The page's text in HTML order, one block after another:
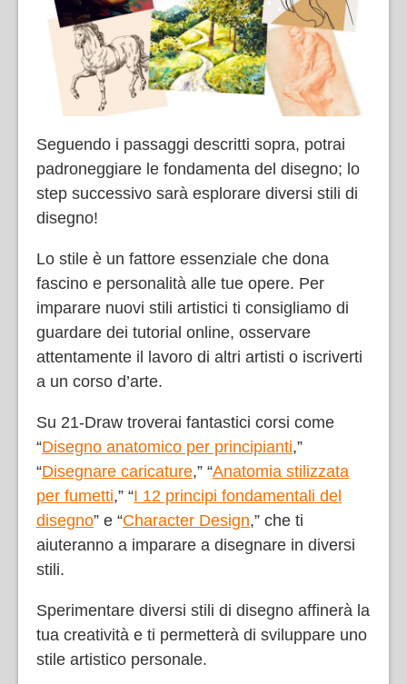
Seguendo i passaggi descritti sopra, potrai
padroneggiare le fondamenta del disegno; lo
step successivo sarà esplorare diversi stili di
disegno!
Lo stile è un fattore essenziale che dona
fascino e personalità alle tue opere. Per
imparare nuovi stili artistici ti consigliamo di
guardare dei tutorial online, osservare
attentamente il lavoro di altri artisti o iscriverti
a un corso d’arte.
Su 21-Draw troverai fantastici corsi come
“Disegno anatomico per principianti,”
“Disegnare caricature,” “Anatomia stilizzata
per fumetti,” “I 12 principi fondamentali del
disegno” e “Character Design,” che ti
aiuteranno a imparare a disegnare in diversi
stili.
Sperimentare diversi stili di disegno affinerà la
tua creatività e ti permetterà di sviluppare uno
stile artistico personale.